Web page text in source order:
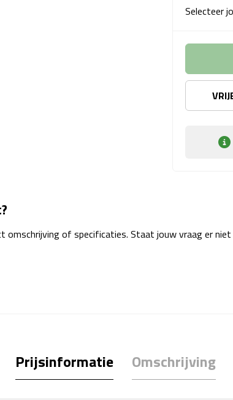
Selecteer
of specificaties. Staat jouw vraag er
Prijsinformatie Omschrijving